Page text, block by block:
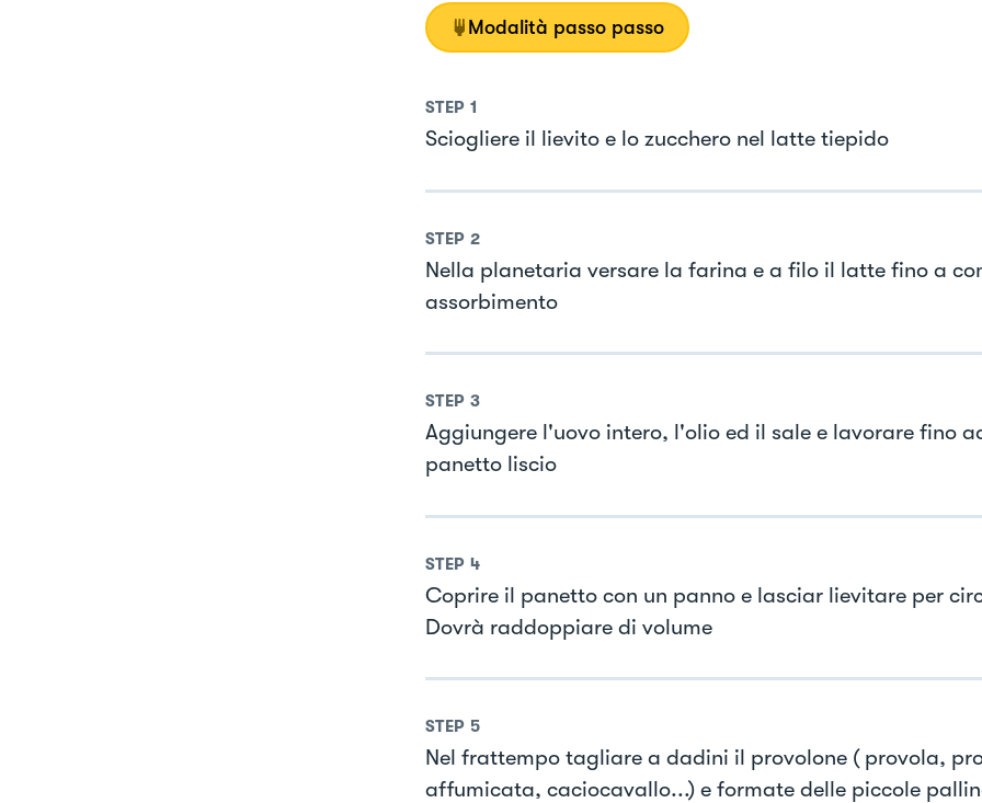
Modalità passo passo
STEP 1
Sciogliere il lievito e lo zucchero nel latte tiepido
STEP 2
Nella planetaria versare la farina e a filo il latte fino a
assorbimento
STEP 3
Aggiungere l'uovo intero, l'olio ed il sale e lavorare fino
panetto liscio
STEP 4
Coprire il panetto con un panno e lasciar lievitare per
Dovrà raddoppiare di volume
STEP 5
Nel frattempo tagliare a dadini il provolone ( provola,
affumicata, caciocavallo...) e formate delle piccole